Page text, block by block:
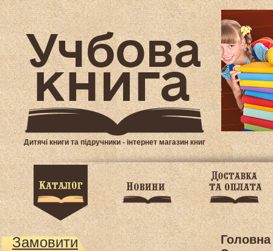
Дитячі книги та підручники - інтернет магазин книг
Замовити Головна